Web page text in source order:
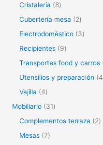
Cristalería 8
Cubertería mesa 2
Electrodoméstico 3
Recipientes 9
Transportes food y carros
Utensilios y preparación 4
Vajilla 4
Mobiliario 31
Complementos terraza 2
Mesas 7